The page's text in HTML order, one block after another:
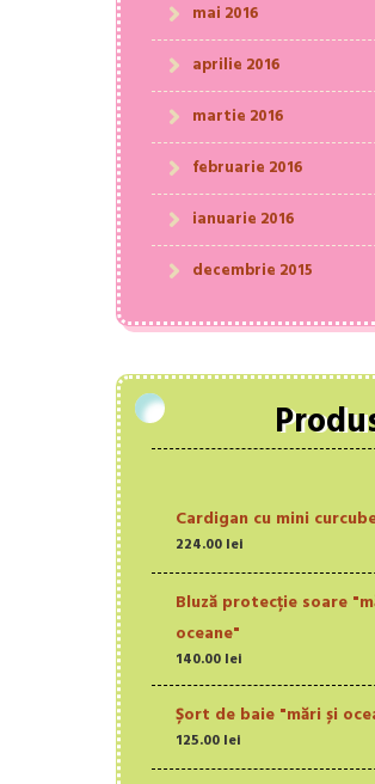
mai 2016
aprilie 2016
martie 2016
februarie 2016
ianuarie 2016
decembrie 2015
Cardigan cu mini
224.00 lei
Bluză protecție soare
oceane"
140.00 lei
Șort de baie "mări și
125.00 lei